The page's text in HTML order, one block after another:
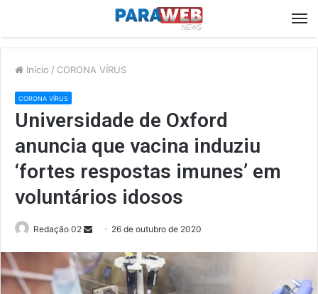
Início / CORONA VÍRUS
CORONA VÍRUS
Universidade de Oxford
anuncia que vacina induziu
‘fortes respostas imunes’ em
voluntários idosos
Redação 02
Send
email
26 de outubro de 2020